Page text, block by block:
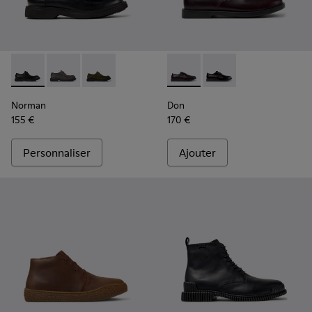
Norman - K100999-001 - Chaussures en cuir noir pour
Norman - K100999-005
Norman - K100999-002
Norman
155 €
Personnaliser
Don - K101140-003 -
Don - K101140-001 -
Don
170 €
Ajouter